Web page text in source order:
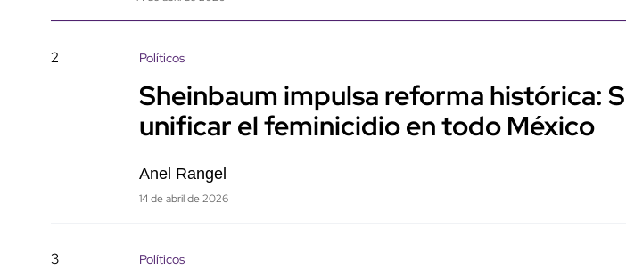
2 Políticos
Sheinbaum impulsa reforma histórica:
unificar el feminicidio en todo México
Anel Rangel
14 de abril de 2026
3 Políticos